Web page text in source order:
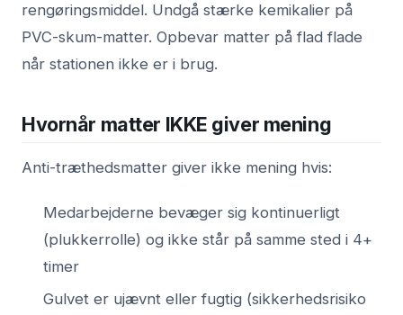
rengøringsmiddel. Undgå stærke kemikalier på
PVC-skum-matter. Opbevar matter på flad flade
når stationen ikke er i brug.
Hvornår matter IKKE giver mening
Anti-træthedsmatter giver ikke mening hvis:
Medarbejderne bevæger sig kontinuerligt
(plukkerrolle) og ikke står på samme sted i 4+
timer
Gulvet er ujævnt eller fugtig (sikkerhedsrisiko